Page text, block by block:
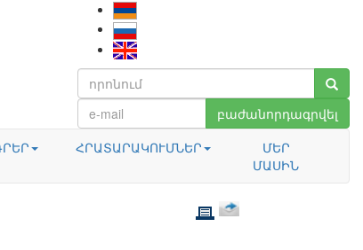
բաժանորդագրվել
ՀՐԱՏԱՐԱԿՈՒՄՆԵՐ
ՄԵՐ
ՄԱՍԻՆ